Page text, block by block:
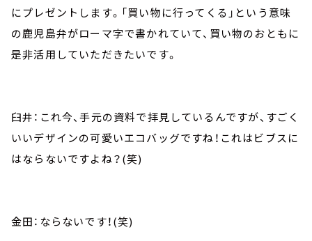
にプレゼントします。「買い物に行ってくる」という意味
の鹿児島弁がローマ字で書かれていて、買い物のおともに
是非活用していただきたいです。
臼井：これ今、手元の資料で拝見しているんですが、すごく
いいデザインの可愛いエコバッグですね！これはビブスに
はならないですよね？(笑)
金田：ならないです！(笑)